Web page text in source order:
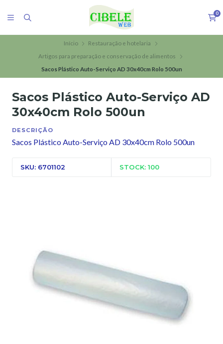
0
Início
Restauração e hotelaria
Artigos para preparação e conservação de alimentos
Sacos Plástico Auto-Serviço AD 30x40cm Rolo 500un
Sacos Plástico Auto-Serviço AD
30x40cm Rolo 500un
DESCRIÇÃO
Sacos Plástico Auto-Serviço AD 30x40cm Rolo 500un
SKU: 6701102 STOCK: 100